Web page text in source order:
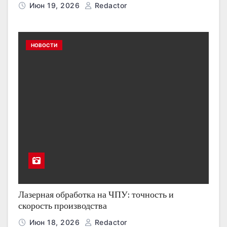
Июн 19, 2026 Redactor
НОВОСТИ
Лазерная обработка на ЧПУ: точность и
скорость производства
Июн 18, 2026 Redactor